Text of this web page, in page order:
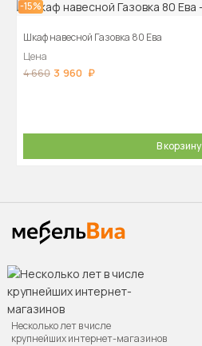
-15%
Шкаф навесной Газовка 80 Ева
Цена
4 660 3 960
В корзину
Несколько лет в числе
крупнейших интернет-магазинов